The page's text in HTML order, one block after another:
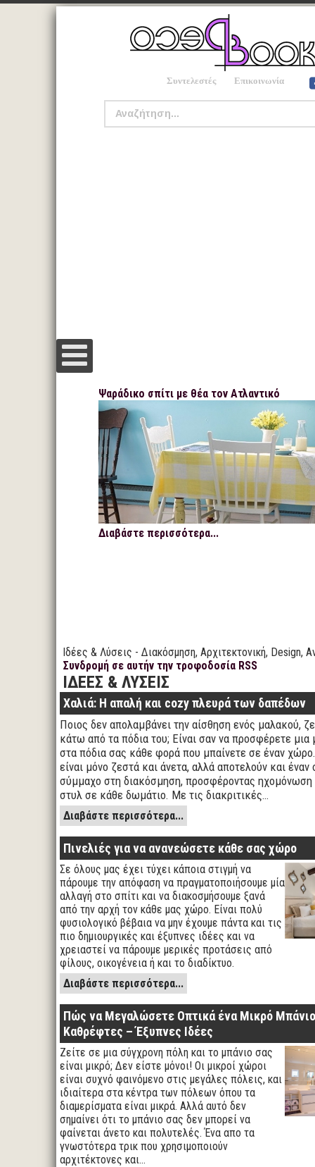
Συντελεστές Επικοινωνία
Ψαράδικο σπίτι με θέα τον Ατλαντικό
Διαβάστε περισσότερα...
Ιδέες & Λύσεις - Διακόσμηση, Αρχιτεκτονική, Design,
Συνδρομή σε αυτήν την τροφοδοσία RSS
ΙΔΕΕΣ & ΛΥΣΕΙΣ
Χαλιά: Η απαλή και cozy πλευρά των δαπέδων
Ποιος δεν απολαμβάνει την αίσθηση ενός μαλακού,
κάτω από τα πόδια του; Είναι σαν να προσφέρετε μια
στα πόδια σας κάθε φορά που μπαίνετε σε έναν
είναι μόνο ζεστά και άνετα, αλλά αποτελούν και έναν
σύμμαχο στη διακόσμηση, προσφέροντας ηχομόνωση
στυλ σε κάθε δωμάτιο. Με τις διακριτικές…
Διαβάστε περισσότερα...
Πινελιές για να ανανεώσετε κάθε σας χώρο
Σε όλους μας έχει τύχει κάποια στιγμή να
πάρουμε την απόφαση να πραγματοποιήσουμε μία
αλλαγή στο σπίτι και να διακοσμήσουμε ξανά
από την αρχή τον κάθε μας χώρο. Είναι πολύ
φυσιολογικό βέβαια να μην έχουμε πάντα και τις
πιο δημιουργικές και έξυπνες ιδέες και να
χρειαστεί να πάρουμε μερικές προτάσεις από
φίλους, οικογένεια ή και το διαδίκτυο.
Διαβάστε περισσότερα...
Πώς να Μεγαλώσετε Οπτικά ένα Μικρό
Καθρέφτες – Έξυπνες Ιδέες
Ζείτε σε μια σύγχρονη πόλη και το μπάνιο σας
είναι μικρό; Δεν είστε μόνοι! Οι μικροί χώροι
είναι συχνό φαινόμενο στις μεγάλες πόλεις, και
ιδιαίτερα στα κέντρα των πόλεων όπου τα
διαμερίσματα είναι μικρά. Αλλά αυτό δεν
σημαίνει ότι το μπάνιο σας δεν μπορεί να
φαίνεται άνετο και πολυτελές. Ένα απο τα
γνωστότερα τρικ που χρησιμοποιούν
αρχιτέκτονες και…